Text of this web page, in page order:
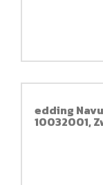
edding
10032001,